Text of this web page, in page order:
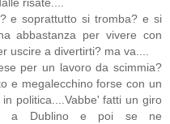
e soprattutto si tromba? e si
abbastanza per vivere con
uscire a divertirti? ma va....
per un lavoro da scimmia?
e megalecchino forse con un
politica....Vabbe' fatti un giro
a Dublino e poi se ne